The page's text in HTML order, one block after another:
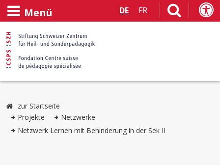
Menü DE FR
zur Startseite
Projekte
Netzwerke
Netzwerk Lernen mit Behinderung in der Sek II